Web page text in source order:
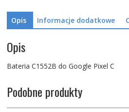
Opis Informacje dodatkowe
Opis
Bateria C1552B do Google Pixel C
Podobne produkty